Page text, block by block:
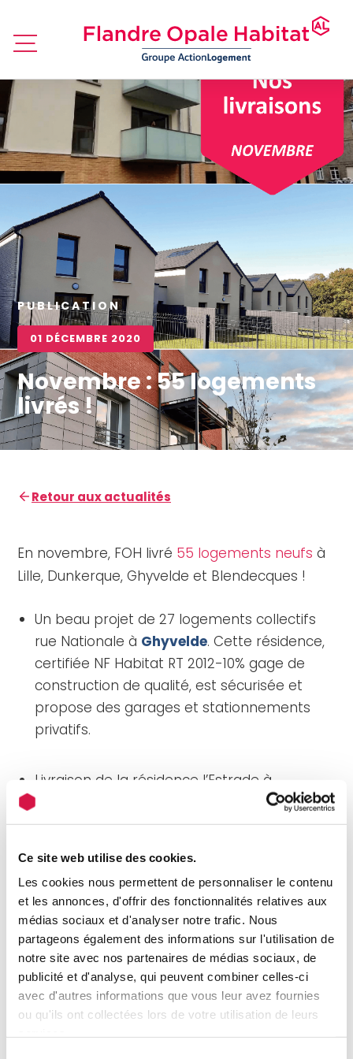
Ce site web utilise des cookies.
Les cookies nous permettent de personnaliser le contenu
et les annonces, d'offrir des fonctionnalités relatives aux
médias sociaux et d'analyser notre trafic. Nous
partageons également des informations sur l'utilisation de
notre site avec nos partenaires de médias sociaux, de
publicité et d'analyse, qui peuvent combiner celles-ci
avec d'autres informations que vous leur avez fournies
ou qu'ils ont collectées lors de votre utilisation de leurs
PUBLICATION
01 DÉCEMBRE 2020
Novembre : 55 logements
livrés !
Retour aux actualités
En novembre, FOH livré 55 logements neufs à
Lille, Dunkerque, Ghyvelde et Blendecques !
Un beau projet de 27 logements collectifs
rue Nationale à Ghyvelde. Cette résidence,
certifiée NF Habitat RT 2012-10% gage de
construction de qualité, est sécurisée et
propose des garages et stationnements
privatifs.
Livraison de la résidence l’Estrade à
Dunkerque
composée de 23 logements
destinés principalement aux seniors. A
commerces et à 15 minutes de la plage !
A Blendecques, 11 nouvelles maisons FOH
proposent des équipements innovants : des
tuiles photovoltaïques en
autoconsommation permettront aux
résidents d’améliorer la maîtrise de leurs
charges.
4 maisons individuelles (2 T5 en triplex et 2